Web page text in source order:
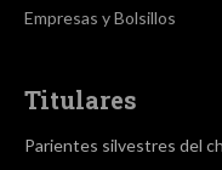
Empresas y Bolsillos
Titulares
Parientes silvestres del